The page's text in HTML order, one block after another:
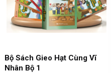
Bộ Sách Gieo Hạt Cùng Vĩ
Nhân Bộ 1